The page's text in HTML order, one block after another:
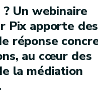
Un webinaire
Pix apporte des
réponse
au cœur des
la médiation